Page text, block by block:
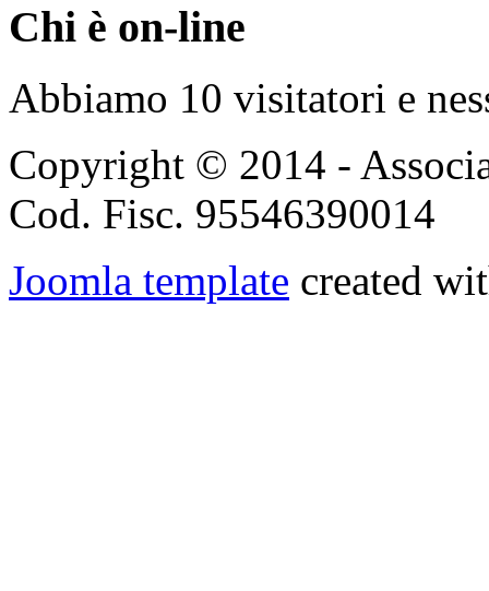
Chi è on-line
Abbiamo 10 visitatori e
Copyright © 2014 -
Cod. Fisc. 95546390014
Joomla template created